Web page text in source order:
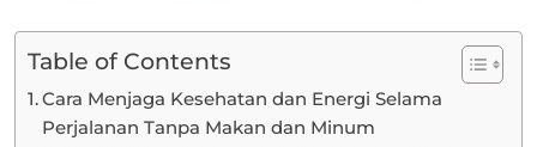
Table of Contents
Cara Menjaga Kesehatan dan Energi Selama
Perjalanan Tanpa Makan dan Minum